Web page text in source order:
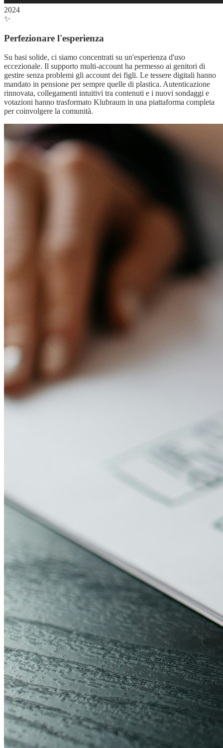
2024
✨
Perfezionare l'esperienza
Su basi solide, ci siamo concentrati su un'esperienza d'uso
eccezionale. Il supporto multi-account ha permesso ai genitori di
gestire senza problemi gli account dei figli. Le tessere digitali hanno
mandato in pensione per sempre quelle di plastica. Autenticazione
rinnovata, collegamenti intuitivi tra contenuti e i nuovi sondaggi e
votazioni hanno trasformato Klubraum in una piattaforma completa
per coinvolgere la comunità.